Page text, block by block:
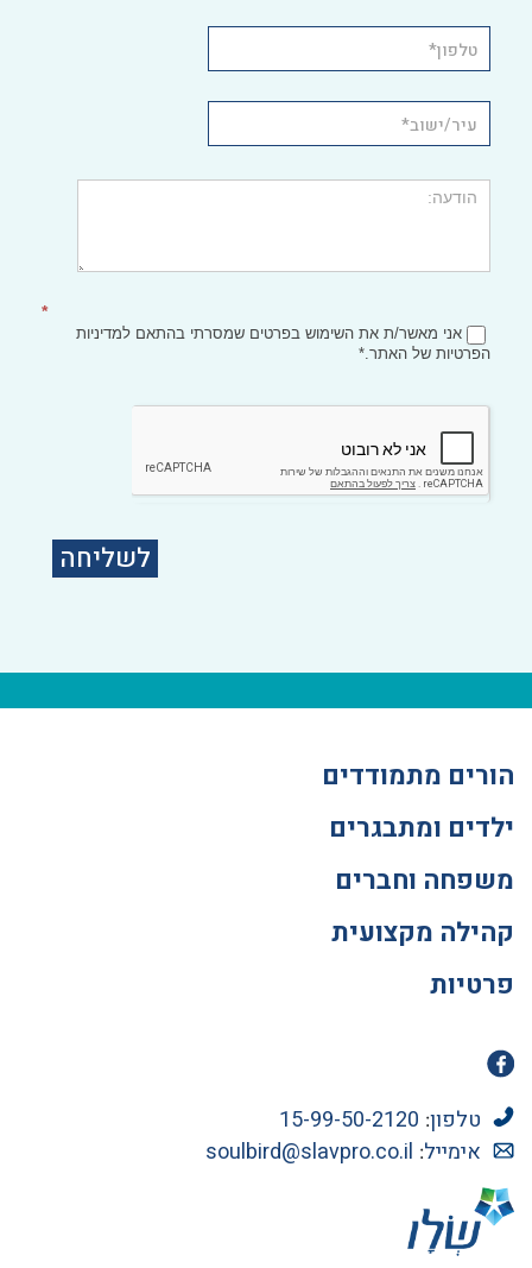
*
אני מאשר/ת את השימוש בפרטים שמסרתי בהתאם למדיניות
הפרטיות של האתר.*
לשליחה
הורים מתמודדים
ילדים ומתבגרים
משפחה וחברים
קהילה מקצועית
פרטיות
טלפון:
15-99-50-2120
אימייל:
soulbird@slavpro.co.il